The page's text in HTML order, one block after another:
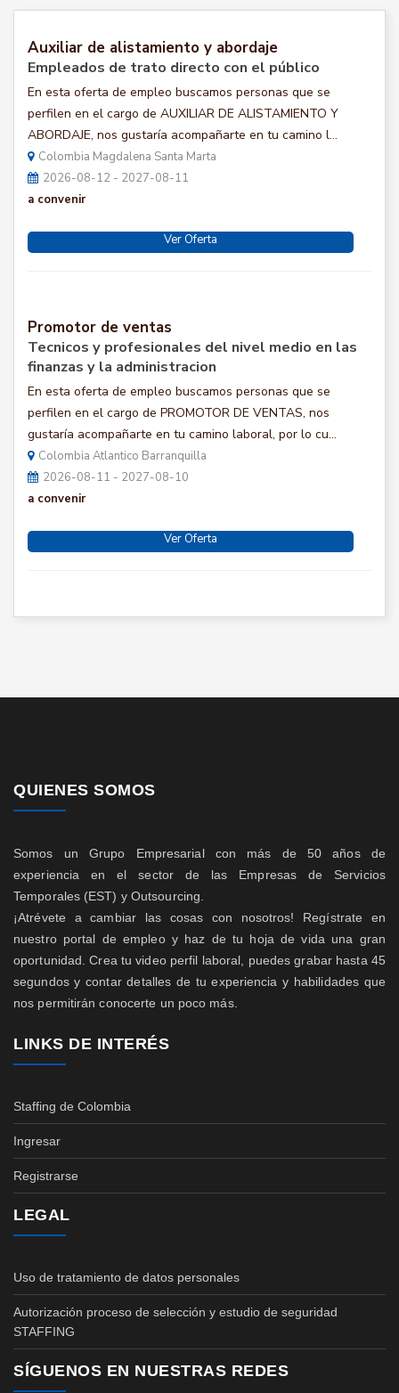
Auxiliar de alistamiento y abordaje
Empleados de trato directo con el público
En esta oferta de empleo buscamos personas que se
perfilen en el cargo de AUXILIAR DE ALISTAMIENTO Y
ABORDAJE, nos gustaría acompañarte en tu camino l...
Colombia Magdalena Santa Marta
2026-08-12 - 2027-08-11
a convenir
Ver Oferta
Promotor de ventas
Tecnicos y profesionales del nivel medio en las
finanzas y la administracion
En esta oferta de empleo buscamos personas que se
perfilen en el cargo de PROMOTOR DE VENTAS, nos
gustaría acompañarte en tu camino laboral, por lo cu...
Colombia Atlantico Barranquilla
2026-08-11 - 2027-08-10
a convenir
Ver Oferta
QUIENES SOMOS
Somos un Grupo Empresarial con más de 50 años de
experiencia en el sector de las Empresas de Servicios
Temporales (EST) y Outsourcing.
¡Atrévete a cambiar las cosas con nosotros! Regístrate en
nuestro portal de empleo y haz de tu hoja de vida una gran
oportunidad. Crea tu video perfil laboral, puedes grabar hasta 45
segundos y contar detalles de tu experiencia y habilidades que
nos permitirán conocerte un poco más.
LINKS DE INTERÉS
Staffing de Colombia
Ingresar
Registrarse
LEGAL
Uso de tratamiento de datos personales
Autorización proceso de selección y estudio de seguridad
STAFFING
SÍGUENOS EN NUESTRAS REDES